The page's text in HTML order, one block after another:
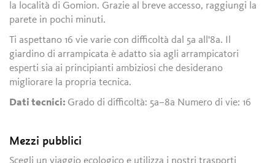
la località di Gomion. Grazie al breve accesso, raggiungi la
parete in pochi minuti.
Ti aspettano 16 vie varie con difficoltà dal 5a all'8a. Il
giardino di arrampicata è adatto sia agli arrampicatori
esperti sia ai principianti ambiziosi che desiderano
migliorare la propria tecnica.
Dati tecnici: Grado di difficoltà: 5a–8a Numero di vie: 16
Mezzi pubblici
Scegli un viaggio ecologico e utilizza i nostri trasporti